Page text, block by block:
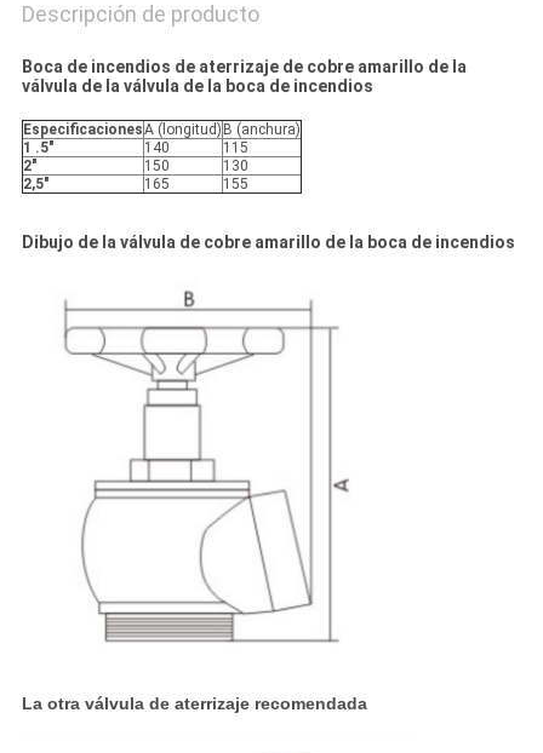
DE
PRIVACIDAD
Descripción de producto
Boca de incendios de aterrizaje de cobre amarillo de la
válvula de la válvula de la boca de incendios
EspecificacionesA (longitud) B (anchura)
1 .5"
140
115
2"
150
130
2,5"
165 155
Dibujo de la válvula de cobre amarillo de la boca de incendios
La otra válvula de aterrizaje recomendada